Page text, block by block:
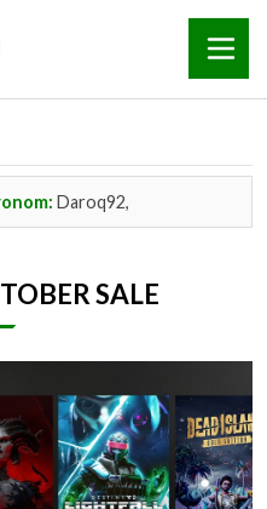
Daroq92,
SALE